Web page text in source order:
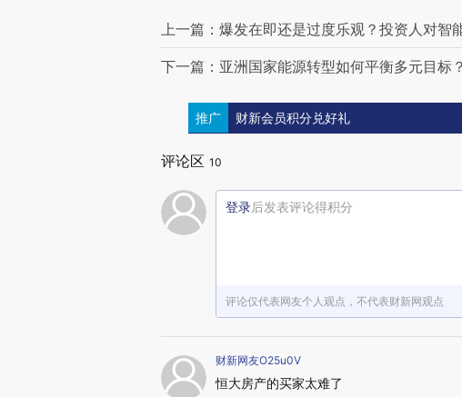
上一篇：爆发在即还是过度乐观？投资人对智
下一篇：亚洲国家能源转型如何平衡多元目标？
推广 财新会员积分兑好礼
评论区 10
登录后发表评论得积分
评论仅代表网友个人观点，不代表财新网观点
财新网友O25u0V
恒大房产的买家太难了